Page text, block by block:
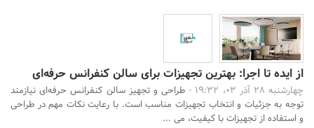
از ایده تا اجرا: بهترین تجهیزات برای سالن کنفرانس حرفه‌ای
چهارشنبه 28 آذر 03، 19:32 -
طراحی و تجهیز سالن کنفرانس حرفه‌ای نیازمند
توجه به جزئیات و انتخاب تجهیزات مناسب است. با رعایت نکات مهم در طراحی
و استفاده از تجهیزات با کیفیت، می ...